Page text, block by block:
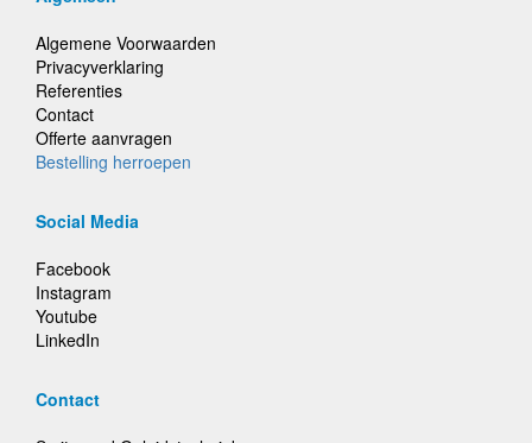
Algemene Voorwaarden
Privacyverklaring
Referenties
Contact
Offerte aanvragen
Bestelling herroepen
Social Media
Facebook
Instagram
Youtube
LinkedIn
Contact